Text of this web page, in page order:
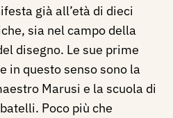
già all’età di dieci
sia nel campo della
disegno. Le sue prime
in questo senso sono la
Marusi e la scuola di
Poco più che